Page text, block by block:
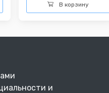
В корзину
и